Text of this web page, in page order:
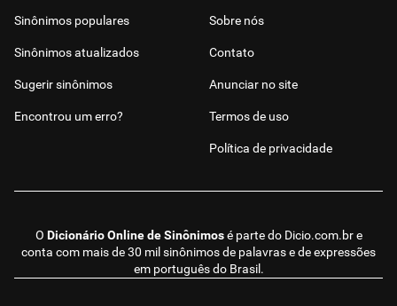
O Dicionário Online de Sinônimosé parte do Dicio.com.bre
conta com mais de 30 mil sinônimos de palavras e de expressões
em português do Brasil.
Sinônimos populares
Sinônimos atualizados
Sugerir sinônimos
Encontrou um erro?
Sobre nós
Contato
Anunciar no site
Termos de uso
Política de privacidade